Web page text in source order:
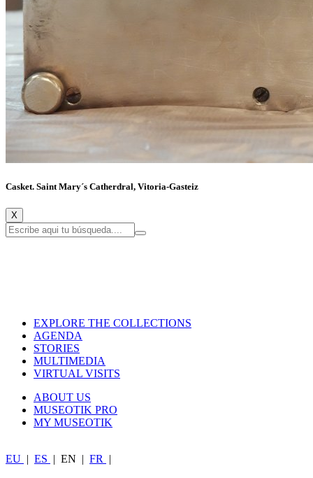
Casket. Saint Mary´s Catherdral, Vitoria-Gasteiz
X
EXPLORE THE COLLECTIONS
AGENDA
STORIES
MULTIMEDIA
VIRTUAL VISITS
ABOUT US
MUSEOTIK PRO
MY MUSEOTIK
EU | ES | EN | FR |